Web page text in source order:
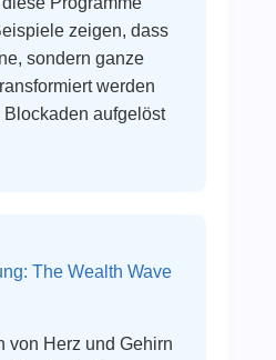
zeigen, dass
sondern ganze
werden
aufgelöst
The Wealth Wave
von Herz und Gehirn